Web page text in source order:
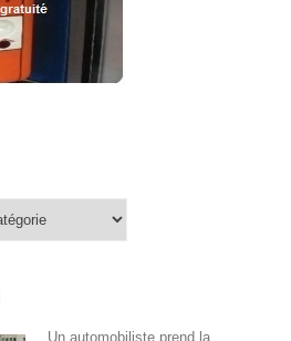
Un automobiliste prend la